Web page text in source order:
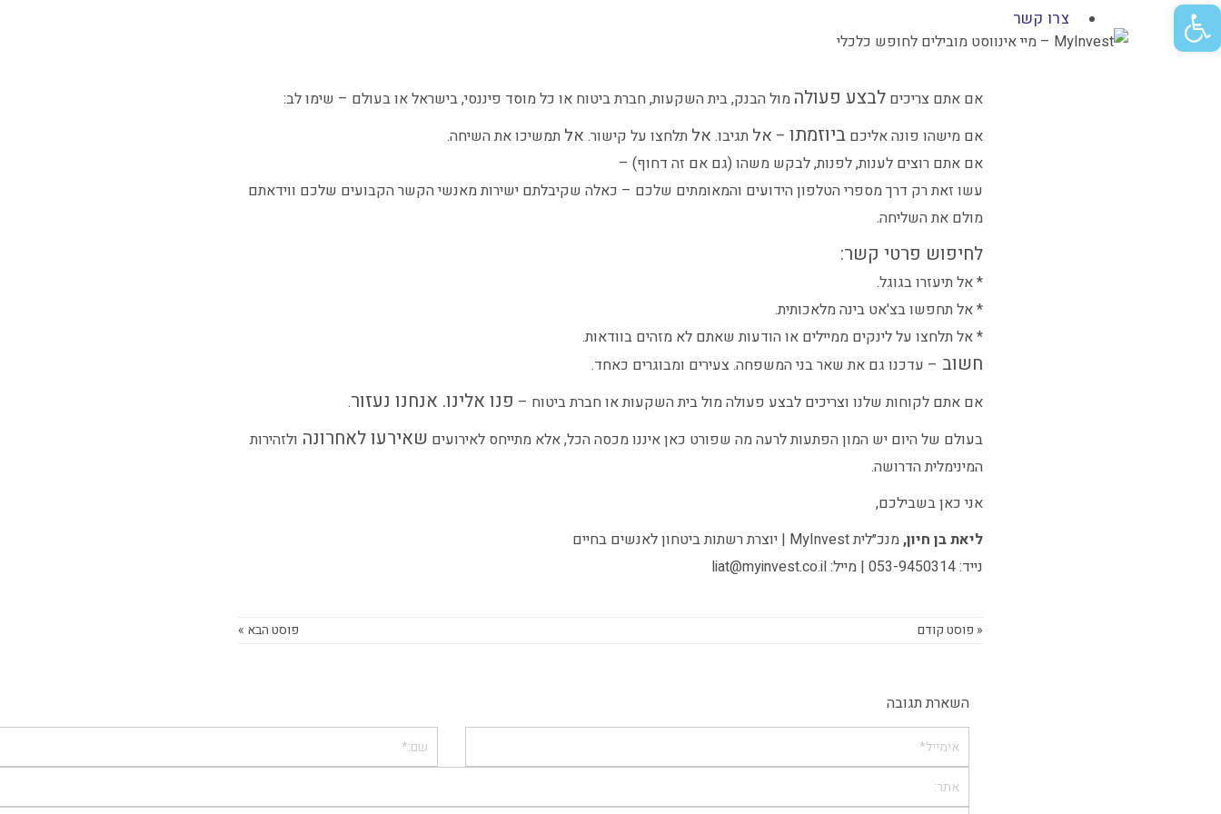
צרו קשר
אם אתם צריכים לבצע פעולה מול הבנק, בית השקעות, חברת ביטוח או כל מוסד פיננסי, בישראל או בעולם – שימו לב:
אם מישהו פונה אליכם ביוזמתו – אל תגיבו. אל תלחצו על קישור. אל תמשיכו את השיחה.
אם אתם רוצים לענות, לפנות, לבקש משהו (גם אם זה דחוף) –
עשו זאת רק דרך מספרי הטלפון הידועים והמאומתים שלכם – כאלה שקיבלתם ישירותמאנשי הקשר הקבועים שלכם ווידאתם
מולם את השליחה.
לחיפוש פרטי קשר:
* אל תיעזרו בגוגל.
* אל תחפשו בצ'אט בינה מלאכותית.
* אל תלחצו על לינקים ממיילים או הודעות שאתם לא מזהים בוודאות.
חשוב – עדכנו גם את שאר בני המשפחה. צעירים ומבוגרים כאחד.
אם אתם לקוחות שלנו וצריכים לבצע פעולה מול בית השקעות או חברת ביטוח – פנו אלינו. אנחנו נעזור.
בעולם של היום יש המון הפתעות לרעה מה שפורט כאן איננו מכסה הכל, אלא מתייחס לאירועים שאירעו לאחרונה ולזהירות
המינימלית הדרושה.
אני כאן בשבילכם,
ליאת בן חיון, מנכ״לית MyInvest | יוצרת רשתות ביטחון לאנשים בחיים
נייד: 053-9450314 | מייל: liat@myinvest.co.il
« פוסט קודם פוסט הבא »
השארת תגובה
שם:*
אימייל*
אתר:
פתח סרגל נגישות